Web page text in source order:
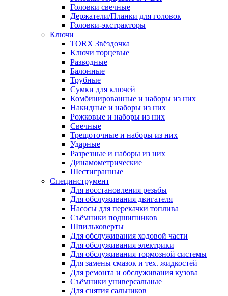
Головки свечные
Держатели/Планки для головок
Головки-экстракторы
Ключи
TORX Звёздочка
Ключи торцевые
Разводные
Балонные
Трубные
Сумки для ключей
Комбинированные и наборы из них
Накидные и наборы из них
Рожковые и наборы из них
Свечные
Трещоточные и наборы из них
Ударные
Разрезные и наборы из них
Динамометрические
Шестигранные
Специнструмент
Для восстановления резьбы
Для обслуживания двигателя
Насосы для перекачки топлива
Съёмники подшипников
Шпильковерты
Для обслуживания ходовой части
Для обслуживания электрики
Для обслуживания тормозной системы
Для замены смазок и тех. жидкостей
Для ремонта и обслуживания кузова
Съёмники универсальные
Для снятия сальников